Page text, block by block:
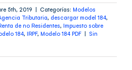
5th, 2019 | Categorías: Modelos
Tributaria, descargar model 184,
de no Residentes, Impuesto sobre
184, IRPF, Modelo 184 PDF | Sin